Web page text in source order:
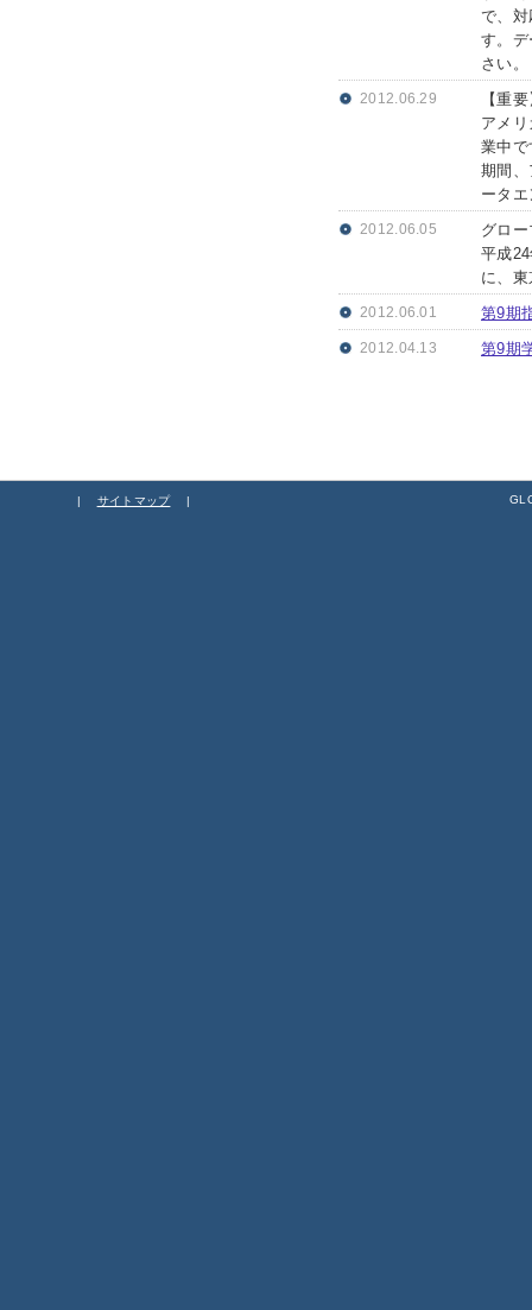
で、対
す。デ
さい。
2012.06.29
【重
アメ
業中で
期間、
ータ
2012.06.05
グロ
平成
に、
2012.06.01 第9期
2012.04.13 第9期
| サイトマップ |